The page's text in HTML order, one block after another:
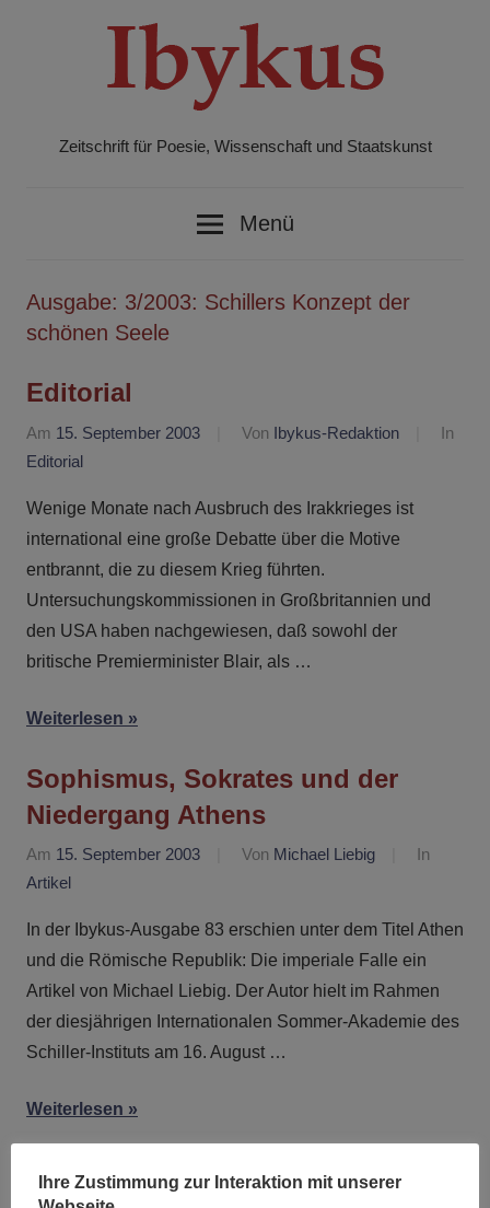
Zeitschrift für Poesie, Wissenschaft und Staatskunst
Menü
Ausgabe: 3/2003: Schillers Konzept der
schönen Seele
Editorial
Am 15. September 2003 Von Ibykus-Redaktion
In
Editorial
Wenige Monate nach Ausbruch des Irakkrieges ist
international eine große Debatte über die Motive
entbrannt, die zu diesem Krieg führten.
Untersuchungskommissionen in Großbritannien und
den USA haben nachgewiesen, daß sowohl der
britische Premierminister Blair, als …
Weiterlesen
Sophismus, Sokrates und der
Niedergang Athens
Am 15. September 2003 Von Michael Liebig
In
Artikel
In der Ibykus-Ausgabe 83 erschien unter dem Titel Athen
und die Römische Republik: Die imperiale Falle ein
Artikel von Michael Liebig. Der Autor hielt im Rahmen
der diesjährigen Internationalen Sommer-Akademie des
Schiller-Instituts am 16. August …
Weiterlesen
Sie sehen die Ibykus-Ausgabe ...
Ihre Zustimmung zur Interaktion mit unserer